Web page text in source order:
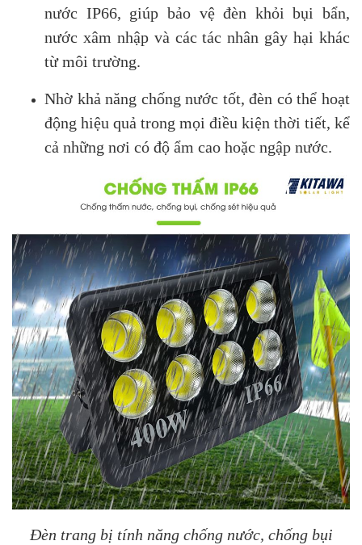
nước IP66, giúp bảo vệ đèn khỏi bụi bẩn,
nước xâm nhập và các tác nhân gây hại khác
từ môi trường.
Nhờ khả năng chống nước tốt, đèn có thể hoạt
động hiệu quả trong mọi điều kiện thời tiết, kể
cả những nơi có độ ẩm cao hoặc ngập nước.
Đèn trang bị tính năng chống nước, chống bụi